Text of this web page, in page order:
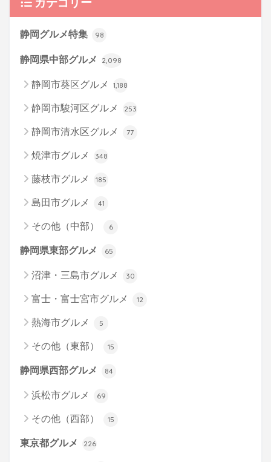
カテゴリー
静岡グルメ特集 98
静岡県中部グルメ 2,098
静岡市葵区グルメ 1,188
静岡市駿河区グルメ 253
静岡市清水区グルメ 77
焼津市グルメ 348
藤枝市グルメ 185
島田市グルメ 41
その他（中部） 6
静岡県東部グルメ 65
沼津・三島市グルメ 30
富士・富士宮市グルメ 12
熱海市グルメ 5
その他（東部） 15
静岡県西部グルメ 84
浜松市グルメ 69
その他（西部） 15
東京都グルメ 226